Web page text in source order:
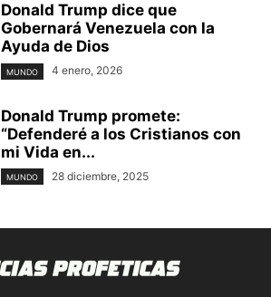
Donald Trump dice que
Gobernará Venezuela con la
Ayuda de Dios
MUNDO 4 enero, 2026
Donald Trump promete:
“Defenderé a los Cristianos con
mi Vida en...
MUNDO 28 diciembre, 2025